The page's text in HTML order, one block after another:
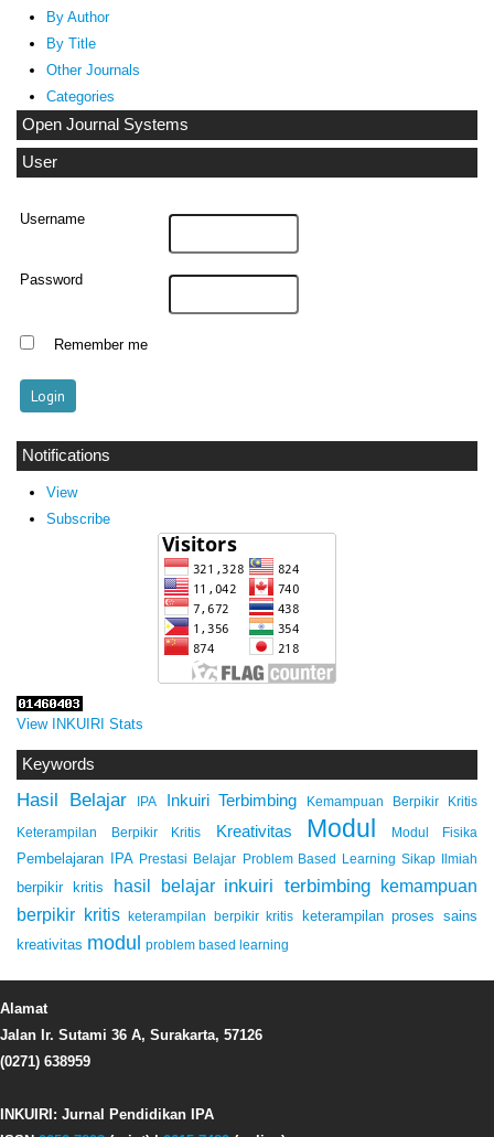
By Author
By Title
Other Journals
Categories
Open Journal Systems
User
Username
Password
Remember me
Notifications
View
Subscribe
View INKUIRI Stats
Keywords
Hasil Belajar IPA Inkuiri Terbimbing Kemampuan Berpikir Kritis
Keterampilan Berpikir Kritis Kreativitas Modul Modul Fisika
Pembelajaran IPA Prestasi Belajar Problem Based Learning Sikap Ilmiah
berpikir kritis hasil belajar inkuiri terbimbing kemampuan
berpikir kritis
keterampilan berpikir kritis
keterampilan proses sains
kreativitas modul problem based learning
Alamat
Jalan Ir. Sutami 36 A, Surakarta, 57126
(0271) 638959
INKUIRI: Jurnal Pendidikan IPA